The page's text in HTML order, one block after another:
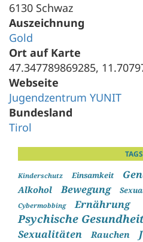
6130 Schwaz
Auszeichnung
Gold
Ort auf Karte
47.347789869285,
Webseite
Jugendzentrum YUNIT
Bundesland
Tirol
TAGS
Kinderschutz Einsamkeit
Alkohol Bewegung
Cybermobbing Ernährung
Psychische
Sexualitäten Rauchen